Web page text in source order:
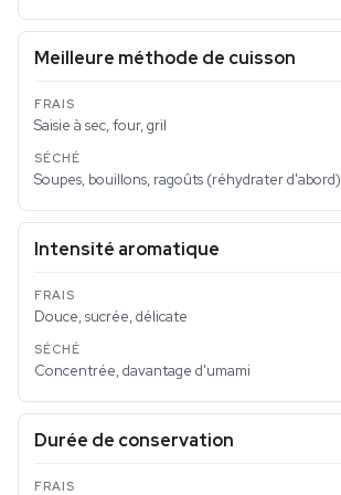
Meilleure méthode de cuisson
Saisie à sec, four, gril
Soupes, bouillons, ragoûts (réhydrater d'abord)
Intensité aromatique
Douce, sucrée, délicate
Concentrée, davantage d'umami
Durée de conservation